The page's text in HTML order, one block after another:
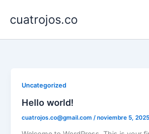
cuatrojos.co
Uncategorized
Hello world!
cuatrojos.co@gmail.com/noviembre 5, 2025